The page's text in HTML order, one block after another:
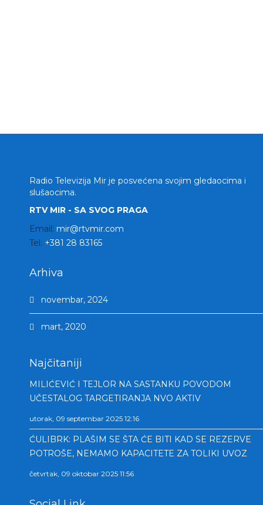
Radio Televizija Mir je posvećena svojim gledaocima i
slušaocima.
RTV MIR - SA SVOG PRAGA
Email: mir@rtvmir.com
Tel: +381 28 83165
Arhiva
novembar, 2024
mart, 2020
Najčitaniji
MILIĆEVIĆ I TEJLOR NA SASTANKU POVODOM
UČESTALOG TARGETIRANJA NVO AKTIV
utorak, 09 septembar 2025 12:16
ĆULIBRK: PLAŠIM SE ŠTA ĆE BITI KAD SE REZERVE
POTROŠE, NEMAMO KAPACITETE ZA TOLIKI UVOZ
četvrtak, 09 oktobar 2025 11:56